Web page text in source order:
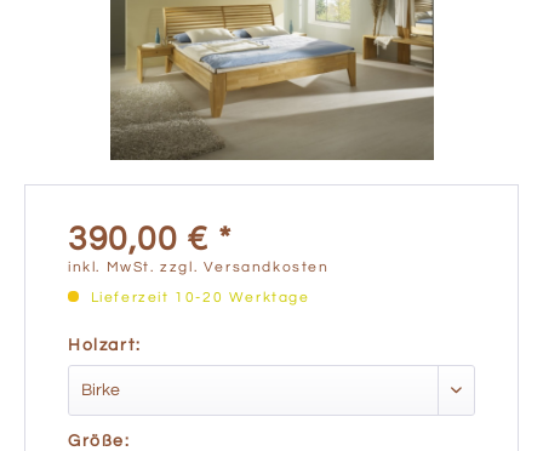
390,00 € *
inkl. MwSt.zzgl. Versandkosten
Lieferzeit 10-20 Werktage
Holzart:
Größe: